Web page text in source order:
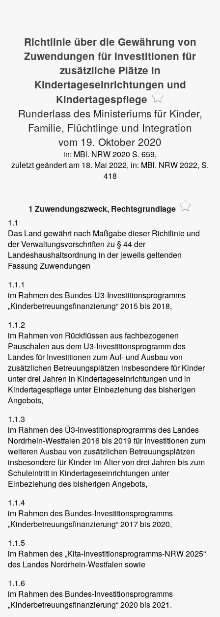
Richtlinie über die Gewährung von
Zuwendungen für Investitionen für
zusätzliche Plätze in
Kindertageseinrichtungen und
Kindertagespflege
Runderlass des Ministeriums für Kinder,
Familie, Flüchtlinge und Integration
vom 19. Oktober 2020
in: MBl. NRW 2020 S. 659,
zuletzt geändert am 18. Mai 2022, in: MBl. NRW 2022, S.
418
1 Zuwendungszweck, Rechtsgrundlage
1.1
Das Land gewährt nach Maßgabe dieser Richtlinie und
der Verwaltungsvorschriften zu § 44 der
Landeshaushaltsordnung in der jeweils geltenden
Fassung Zuwendungen
1.1.1
im Rahmen des Bundes-U3-Investitionsprogramms
„Kinderbetreuungsfinanzierung“ 2015 bis 2018,
1.1.2
im Rahmen von Rückflüssen aus fachbezogenen
Pauschalen aus dem U3-Investitionsprogramm des
Landes für Investitionen zum Auf- und Ausbau von
zusätzlichen Betreuungsplätzen insbesondere für Kinder
unter drei Jahren in Kindertageseinrichtungen und in
Kindertagespflege unter Einbeziehung des bisherigen
Angebots,
1.1.3
im Rahmen des Ü3-Investitionsprogramms des Landes
Nordrhein-Westfalen 2016 bis 2019 für Investitionen zum
weiteren Ausbau von zusätzlichen Betreuungsplätzen
insbesondere für Kinder im Alter von drei Jahren bis zum
Schuleintritt in Kindertageseinrichtungen unter
Einbeziehung des bisherigen Angebots,
1.1.4
im Rahmen des Bundes-Investitionsprogramms
„Kinderbetreuungsfinanzierung“ 2017 bis 2020,
1.1.5
im Rahmen des „Kita-Investitionsprogramms-NRW 2025“
des Landes Nordrhein-Westfalen sowie
1.1.6
im Rahmen des Bundes-Investitionsprogramms
„Kinderbetreuungsfinanzierung“ 2020 bis 2021.